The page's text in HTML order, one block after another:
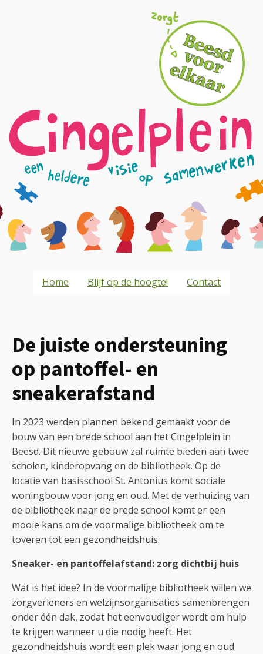
Home Blijf op de hoogte! Contact
De juiste ondersteuning
op pantoffel- en
sneakerafstand
In 2023 werden plannen bekend gemaakt voor de
bouw van een brede school aan het Cingelplein in
Beesd. Dit nieuwe gebouw zal ruimte bieden aan twee
scholen, kinderopvang en de bibliotheek. Op de
locatie van basisschool St. Antonius komt sociale
woningbouw voor jong en oud. Met de verhuizing van
de bibliotheek naar de brede school komt er een
mooie kans om de voormalige bibliotheek om te
toveren tot een gezondheidshuis.
Sneaker- en pantoffelafstand: zorg dichtbij huis
Wat is het idee? In de voormalige bibliotheek willen we
zorgverleners en welzijnsorganisaties samenbrengen
onder één dak, zodat het eenvoudiger wordt om hulp
te krijgen wanneer u die nodig heeft. Het
gezondheidshuis wordt een plek waar jong en oud